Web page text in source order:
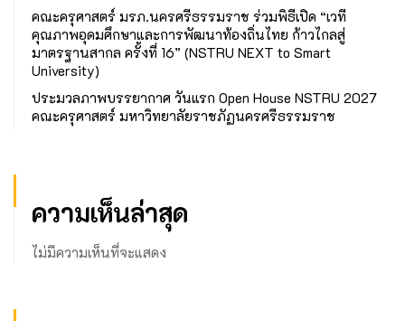
คณะครุศาสตร์ มรภ.นครศรีธรรมราช ร่วมพิธีเปิด “เวที
คุณภาพอุดมศึกษาและการพัฒนาท้องถิ่นไทย ก้าวไกลสู่
มาตรฐานสากล ครั้งที่ 16” (NSTRU NEXT to Smart
University)
ประมวลภาพบรรยากาศ วันแรก Open House NSTRU 2027
คณะครุศาสตร์ มหาวิทยาลัยราชภัฏนครศรีธรรมราช
ความเห็นล่าสุด
ไม่มีความเห็นที่จะแสดง